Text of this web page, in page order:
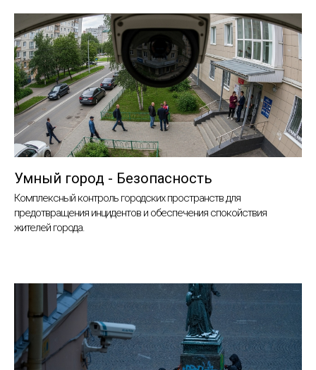
Умный город - Безопасность
Комплексный контроль городских пространств для
предотвращения инцидентов и обеспечения спокойствия
жителей города.